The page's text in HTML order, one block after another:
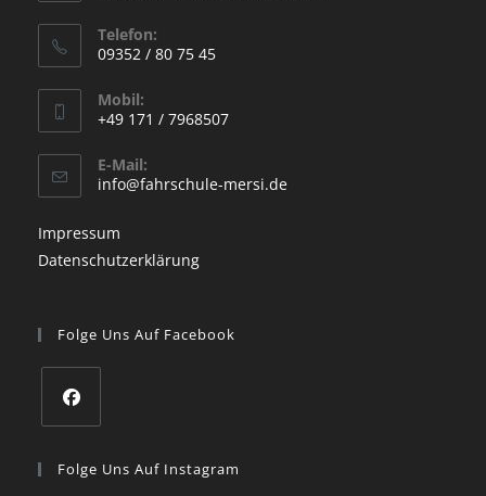
in
a
new
tab
Telefon:
09352 / 80 75 45
in
your
application
Mobil:
+49 171 / 7968507
in
your
E-Mail:
info@fahrschule-mersi.deOpens
Impressum
Datenschutzerklärung
Folge Uns Auf Facebook
in
Folge Uns Auf Instagram